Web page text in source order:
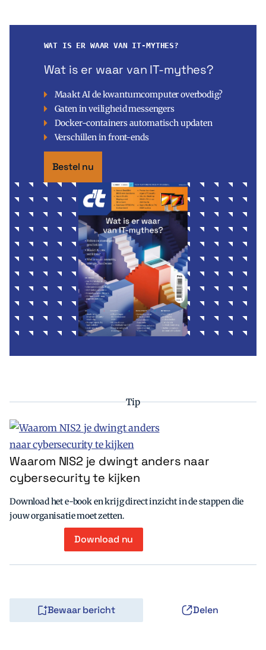
WAT IS ER WAAR VAN IT-MYTHES?
Wat is er waar van IT-mythes?
Maakt AI de kwantumcomputer overbodig?
Gaten in veiligheid messengers
Docker-containers automatisch updaten
Verschillen in front-ends
Bestel nu
Tip
Waarom NIS2 je dwingt anders naar
cybersecurity te kijken
Download het e-book en krijg direct inzicht in de stappen die
jouw organisatie moet zetten.
Download nu
Bewaar bericht Delen